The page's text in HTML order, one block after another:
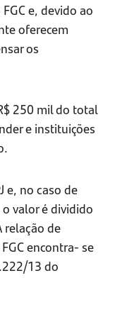
e, devido ao
oferecem
os
250 mil do total
e instituições
e, no caso de
valor é dividido
relação de
encontra- se
13 do